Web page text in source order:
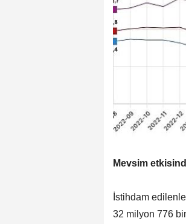
Mevsim
İstihdam
32 milyon 776